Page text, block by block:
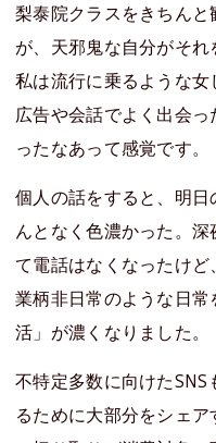
梨泰院クラスをきちん
が、天邪鬼な自分がそ
私は流行に乗るような女
広告や会話でよく出会
ったなあって感覚です。
個人の話をすると、明
んとなく色濃かった。
て電話はなくなったけ
業柄非日常のような日
活」が濃くなりました。
不特定多数に向けた
るために大部分をシェ